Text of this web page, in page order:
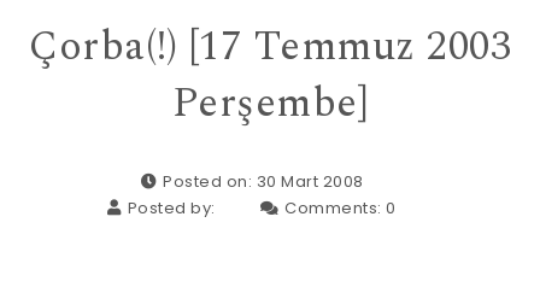
Çorba(!) [17 Temmuz 2003
Perşembe]
Posted on: 30 Mart 2008
Posted by:
Comments:0